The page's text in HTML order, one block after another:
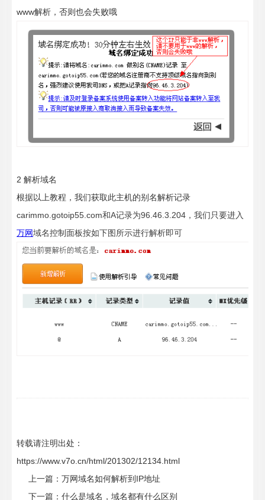
www解析，否则也会失败哦
2 解析域名
根据以上教程，我们获取此主机的别名解析记录
carimmo.gotoip55.com和A记录为96.46.3.204，我们只要进入
万网域名控制面板按如下图所示进行解析即可
转载请注明出处：
https://www.v7o.cn/html/201302/12134.html
上一篇：万网域名如何解析到IP地址
下一篇：什么是域名，域名都有什么区别